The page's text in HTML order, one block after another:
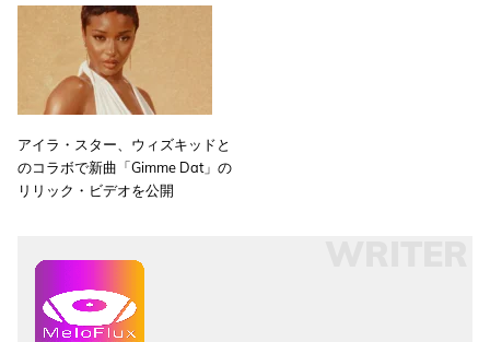
アイラ・スター、ウィズキッドと
のコラボで新曲「Gimme Dat」の
リリック・ビデオを公開